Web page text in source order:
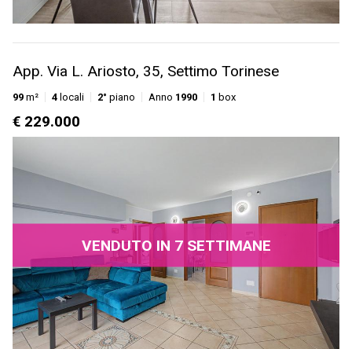
App. Via L. Ariosto, 35, Settimo Torinese
99 m² 4 locali 2° piano Anno 1990 1 box
€ 229.000
VENDUTO IN 7 SETTIMANE